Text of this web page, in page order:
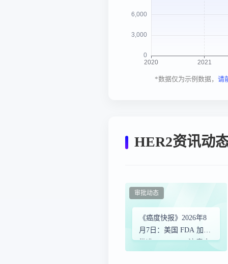
*数据仅为示例数据， 请
HER2资讯动
《癌度快报》2026年8
月7日：美国 FDA 加速
批准 Replimune 溶瘤病
审批动态